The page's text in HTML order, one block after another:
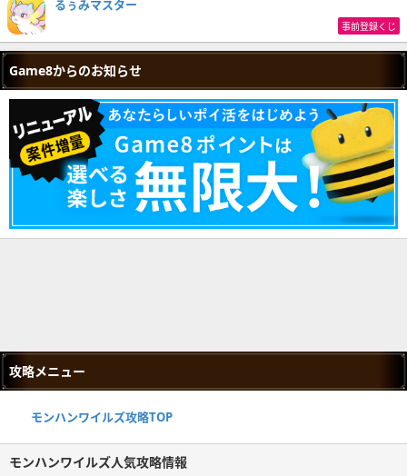
るぅみマスター
事前登録くじ
Game8からのお知らせ
攻略メニュー
モンハンワイルズ攻略TOP
モンハンワイルズ人気攻略情報